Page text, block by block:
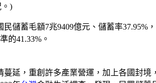
)
民儲蓄毛額7兆9409億元、儲蓄率37.95%
的41.33%。
延，重創許多產業營運，加上各國封